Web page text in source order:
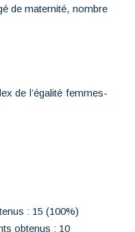
de maternité, nombre
de l’égalité femmes-
: 15 (100%)
obtenus : 10